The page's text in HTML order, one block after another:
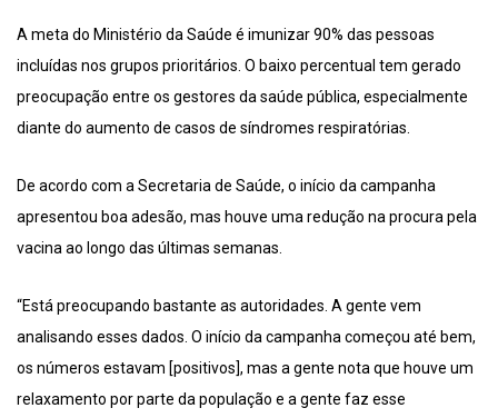
A meta do Ministério da Saúde é imunizar 90% das pessoas
incluídas nos grupos prioritários. O baixo percentual tem gerado
preocupação entre os gestores da saúde pública, especialmente
diante do aumento de casos de síndromes respiratórias.
De acordo com a Secretaria de Saúde, o início da campanha
apresentou boa adesão, mas houve uma redução na procura pela
vacina ao longo das últimas semanas.
“Está preocupando bastante as autoridades. A gente vem
analisando esses dados. O início da campanha começou até bem,
os números estavam [positivos], mas a gente nota que houve um
relaxamento por parte da população e a gente faz esse